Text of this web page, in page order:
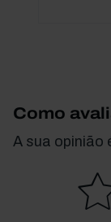
Como
A sua opinião